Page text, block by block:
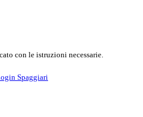
con le istruzioni necessarie.
Spaggiari